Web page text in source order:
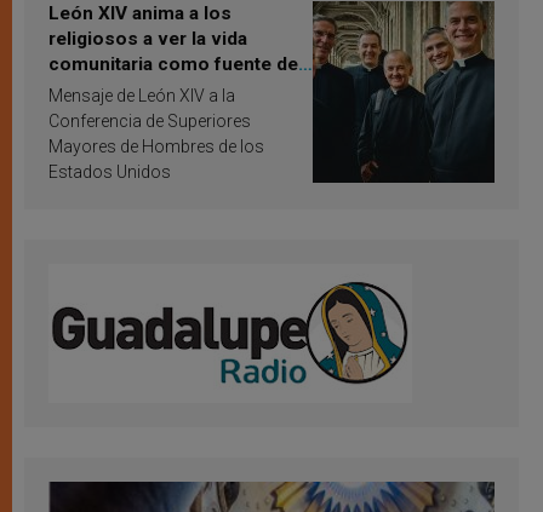
León XIV anima a los
religiosos a ver la vida
comunitaria como fuente de
inspiración y santificación
Mensaje de León XIV a la
Conferencia de Superiores
Mayores de Hombres de los
Estados Unidos